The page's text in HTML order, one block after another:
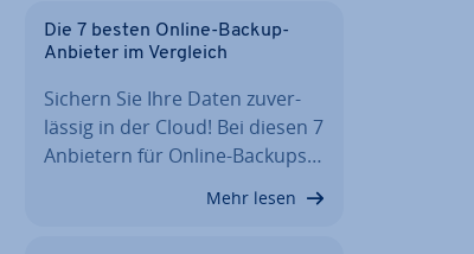
Die 7 besten Online-Backup-
Anbieter im Vergleich
Sichern Sie Ihre Daten zu­ver­
läs­sig in der Cloud! Bei diesen 7
Anbietern für Online-Backups…
Mehr lesen